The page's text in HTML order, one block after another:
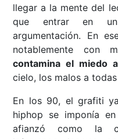
llegar a la mente del
que entrar en
argumentación. En
notablemente con
contamina el miedo
cielo, los malos a todas
En los 90, el grafiti
hiphop se imponía
afianzó como la